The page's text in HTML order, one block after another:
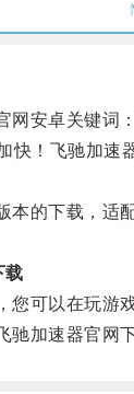
安卓关键词：
快！飞驰加速
的下载，适配
载
可以在玩游戏
加速器官网下